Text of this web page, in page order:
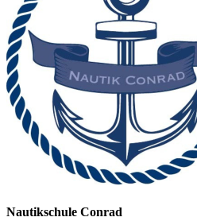
Nautikschule Conrad